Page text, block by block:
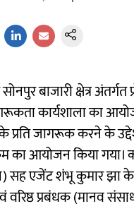
बाजारी क्षेत्र
कार्यशाला का
जागरूक करने के
का आयोजन किया गया।
एजेंट शंभू कुमार झा के
वरिष्ठ प्रबंधक (मानव